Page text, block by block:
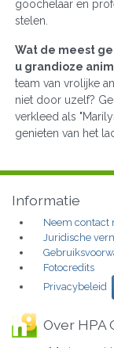
goochelaar en
stelen.
Wat de meest
u grandioze
team van vrolijke
niet door uzelf?
verkleed als
genieten van het
Informatie
Neem contact
Juridische
Fotocredits
Privacybeleid
Over HPA